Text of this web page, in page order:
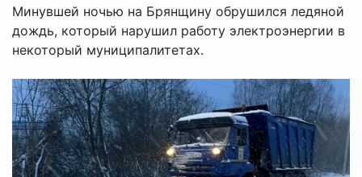
Минувшей ночью на Брянщину обрушился ледяной
дождь, который нарушил работу электроэнергии в
некоторый муниципалитетах.